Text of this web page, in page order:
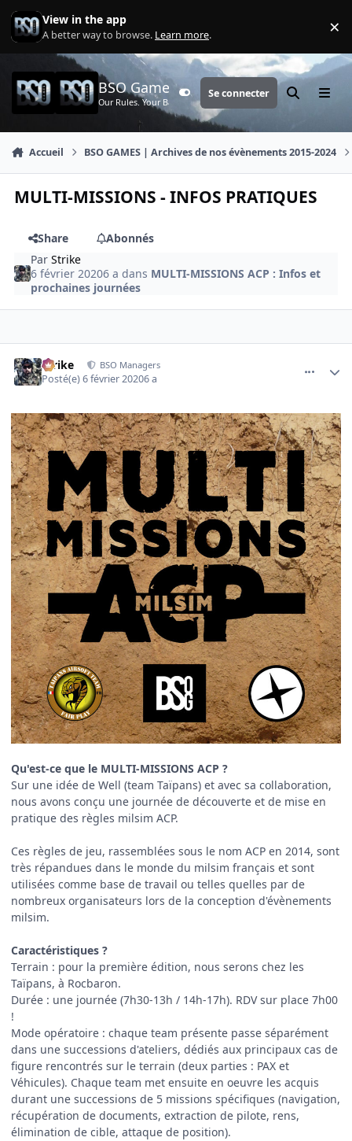
Aller au contenu
View in the app
A better way to browse. Learn more. ×
BSO Games
Our Rules. Your Battle.Customizer
Se connecter Rechercher
Menu
Accueil BSO GAMES | Archives de nos évènements 2015-2024
MULTI-MISSIONS - INFOS PRATIQUES
Share
Abonnés
ParStrike
6 février 20206 a dans MULTI-MISSIONS ACP : Infos et
prochaines journées
Strike BSO Managers
Posté(e)6 février 20206 a
Qu'est-ce que le MULTI-MISSIONS ACP ?
Sur une idée de Well (team Taïpans) et avec sa collaboration,
nous avons conçu une journée de découverte et de mise en
pratique des règles milsim ACP.
Ces règles de jeu, rassemblées sous le nom ACP en 2014, sont
très répandues dans le monde du milsim français et sont
utilisées comme base de travail ou telles quelles par de
nombreux organisateurs lors de la conception d'évènements
milsim.
Caractéristiques ?
Terrain : pour la première édition, nous serons chez les
Taïpans, à Rocbaron.
Durée : une journée (7h30-13h / 14h-17h). RDV sur place 7h00
!
Mode opératoire : chaque team présente passe séparément
dans une successions d'ateliers, dédiés aux principaux cas de
figure rencontrés sur le terrain (deux parties : PAX et
Véhicules). Chaque team met ensuite en oeuvre les acquis
durant une successions de 5 missions spécifiques (navigation,
récupération de documents, extraction de pilote, rens,
élimination de cible, attaque de position).